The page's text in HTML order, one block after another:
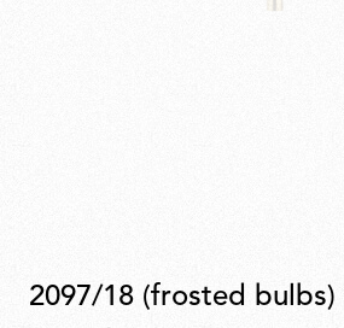
2097/18 (frosted bulbs)